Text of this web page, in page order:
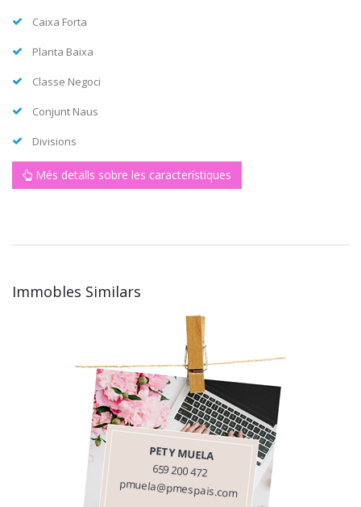
Caixa Forta
Planta Baixa
Classe Negoci
Conjunt Naus
Divisions
Més detalls sobre les característiques
Immobles Similars
PETY MUELA
659 200 472
pmuela@pmespais.com